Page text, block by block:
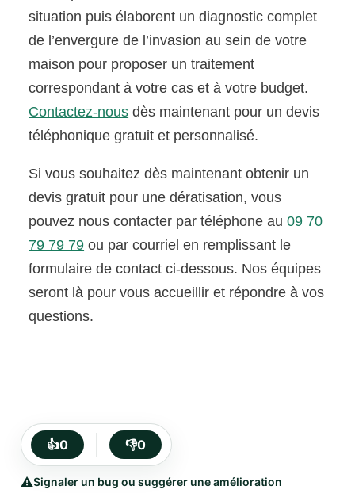
situation puis élaborent un diagnostic complet
de l’envergure de l’invasion au sein de votre
maison pour proposer un traitement
correspondant à votre cas et à votre budget.
Contactez-nous dès maintenant pour un devis
téléphonique gratuit et personnalisé.
Si vous souhaitez dès maintenant obtenir un
devis gratuit pour une dératisation, vous
pouvez nous contacter par téléphone au09 70
79 79 79 ou par courriel en remplissant le
formulaire de contact ci-dessous. Nos équipes
seront là pour vous accueillir et répondre à vos
questions.
👍0 👎0
⚠️Signaler un bug ou suggérer une amélioration